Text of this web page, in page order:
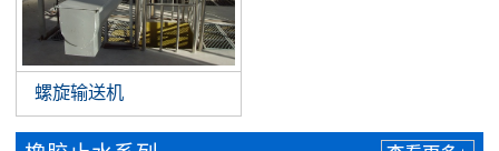
螺旋输送机